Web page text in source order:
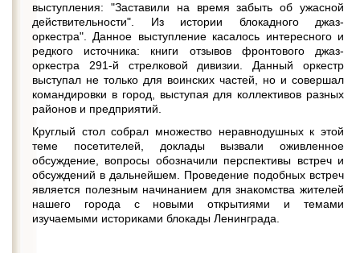
выступления: "Заставили на время забыть об ужасной
действительности". Из истории блокадного джаз-
оркестра". Данное выступление касалось интересного и
редкого источника: книги отзывов фронтового джаз-
оркестра 291-й стрелковой дивизии. Данный оркестр
выступал не только для воинских частей, но и совершал
командировки в город, выступая для коллективов разных
районов и предприятий.
Круглый стол собрал множество неравнодушных к этой
теме посетителей, доклады вызвали оживленное
обсуждение, вопросы обозначили перспективы встреч и
обсуждений в дальнейшем. Проведение подобных встреч
является полезным начинанием для знакомства жителей
нашего города с новыми открытиями и темами
изучаемыми историками блокады Ленинграда.